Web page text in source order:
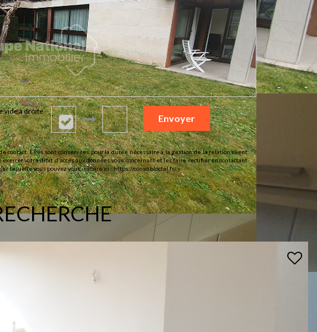
vide à droite
Envoyer
Elles sont conservées pour la durée nécessaire à la gestion de la relation client
votre droit d'accès aux données vous concernant et les faire rectifier en contactant
laquelle vous pouvez vous inscrire ici :https://conso.bloctel.fr/»